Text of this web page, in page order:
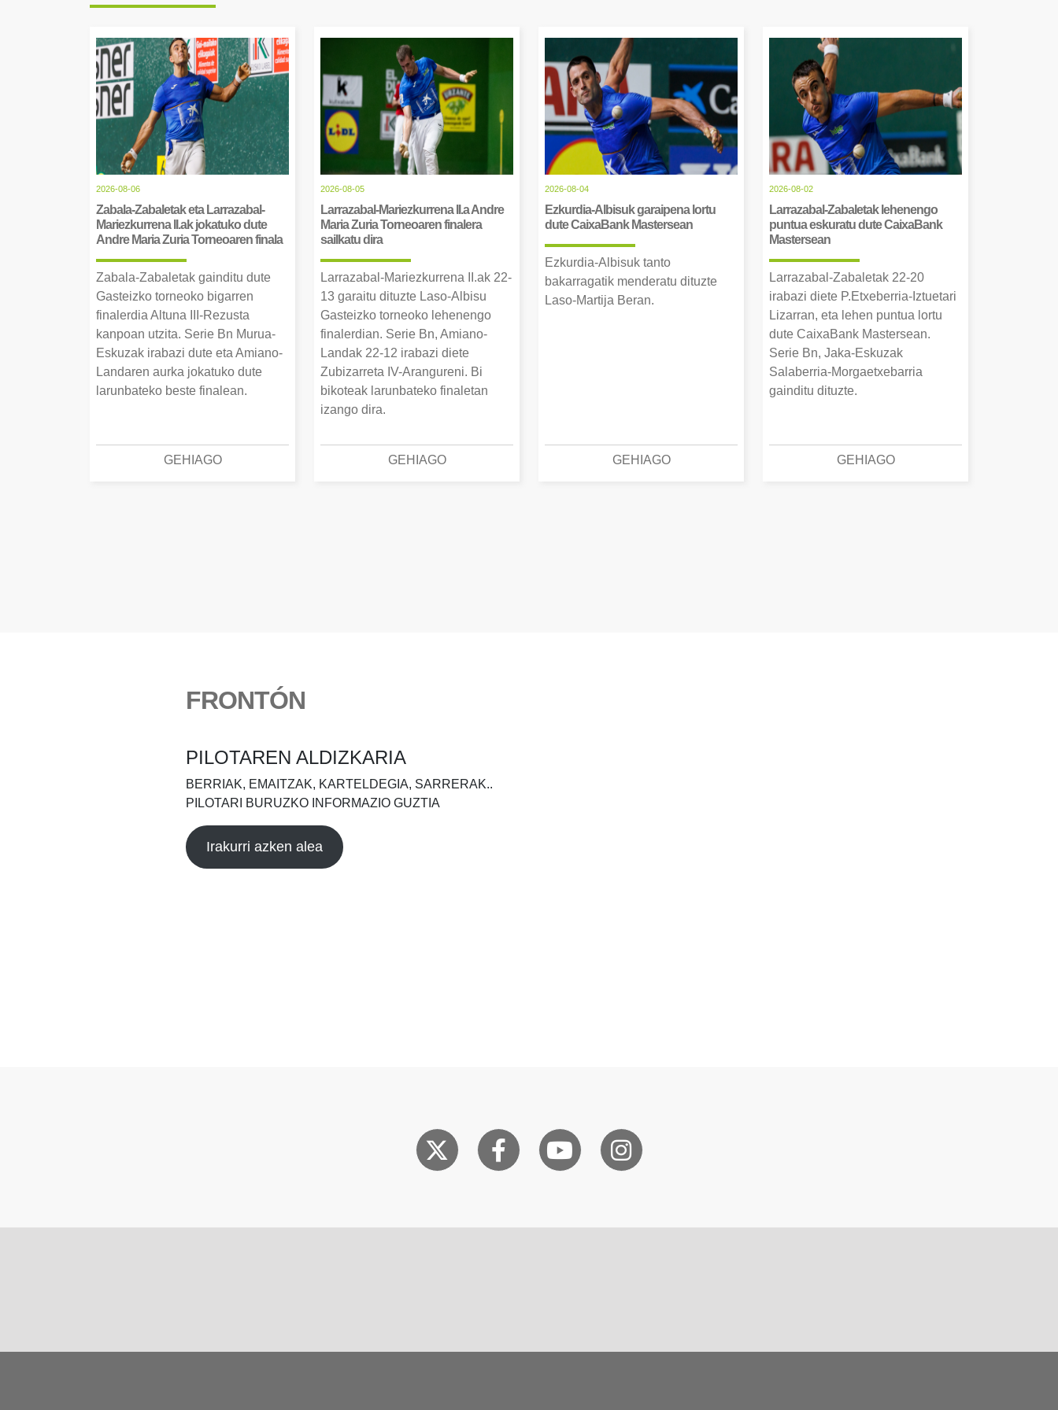
2026-08-06
Zabala-Zabaletak eta Larrazabal-
Mariezkurrena II.ak jokatuko dute
Andre Maria Zuria Torneoaren finala
Zabala-Zabaletak gainditu dute
Gasteizko torneoko bigarren
finalerdia Altuna III-Rezusta
kanpoan utzita. Serie Bn Murua-
Eskuzak irabazi dute eta Amiano-
Landaren aurka jokatuko dute
larunbateko beste finalean.
GEHIAGO
2026-08-05
Larrazabal-Mariezkurrena II.a Andre
Maria Zuria Torneoaren finalera
sailkatu dira
Larrazabal-Mariezkurrena II.ak 22-
13 garaitu dituzte Laso-Albisu
Gasteizko torneoko lehenengo
finalerdian. Serie Bn, Amiano-
Landak 22-12 irabazi diete
Zubizarreta IV-Arangureni. Bi
bikoteak larunbateko finaletan
izango dira.
GEHIAGO
2026-08-04
Ezkurdia-Albisuk garaipena lortu
dute CaixaBank Mastersean
Ezkurdia-Albisuk tanto
bakarragatik menderatu dituzte
Laso-Martija Beran.
GEHIAGO
2026-08-02
Larrazabal-Zabaletak lehenengo
puntua eskuratu dute CaixaBank
Mastersean
Larrazabal-Zabaletak 22-20
irabazi diete P.Etxeberria-Iztuetari
Lizarran, eta lehen puntua lortu
dute CaixaBank Mastersean.
Serie Bn, Jaka-Eskuzak
Salaberria-Morgaetxebarria
gainditu dituzte.
GEHIAGO
FRONTÓN
PILOTAREN ALDIZKARIA
BERRIAK, EMAITZAK, KARTELDEGIA, SARRERAK..
PILOTARI BURUZKO INFORMAZIO GUZTIA
Irakurri azken alea